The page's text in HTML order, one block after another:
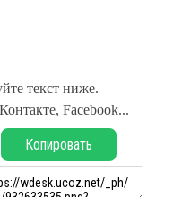
текст ниже.
Facebook...
Копировать